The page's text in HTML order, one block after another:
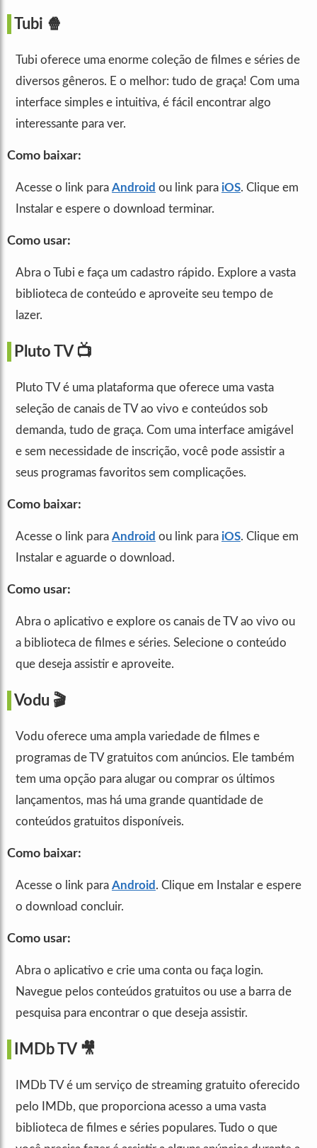
Tubi 🍿
Tubi oferece uma enorme coleção de filmes e séries de
diversos gêneros. E o melhor: tudo de graça! Com uma
interface simples e intuitiva, é fácil encontrar algo
interessante para ver.
Como baixar:
Acesse o link para Android ou link para iOS. Clique em
Instalar e espere o download terminar.
Como usar:
Abra o Tubi e faça um cadastro rápido. Explore a vasta
biblioteca de conteúdo e aproveite seu tempo de
lazer.
Pluto TV📺
Pluto TV é uma plataforma que oferece uma vasta
seleção de canais de TV ao vivo e conteúdos sob
demanda, tudo de graça. Com uma interface amigável
e sem necessidade de inscrição, você pode assistir a
seus programas favoritos sem complicações.
Como baixar:
Acesse o link para Android ou link para iOS. Clique em
Instalar e aguarde o download.
Como usar:
Abra o aplicativo e explore os canais de TV ao vivo ou
a biblioteca de filmes e séries. Selecione o conteúdo
que deseja assistir e aproveite.
Vodu 🎬
Vodu oferece uma ampla variedade de filmes e
programas de TV gratuitos com anúncios. Ele também
tem uma opção para alugar ou comprar os últimos
lançamentos, mas há uma grande quantidade de
conteúdos gratuitos disponíveis.
Como baixar:
Acesse o link para Android . Clique em Instalar e espere
o download concluir.
Como usar:
Abra o aplicativo e crie uma conta ou faça login.
Navegue pelos conteúdos gratuitos ou use a barra de
pesquisa para encontrar o que deseja assistir.
IMDb TV🎥
IMDb TV é um serviço de streaming gratuito oferecido
pelo IMDb, que proporciona acesso a uma vasta
biblioteca de filmes e séries populares. Tudo o que